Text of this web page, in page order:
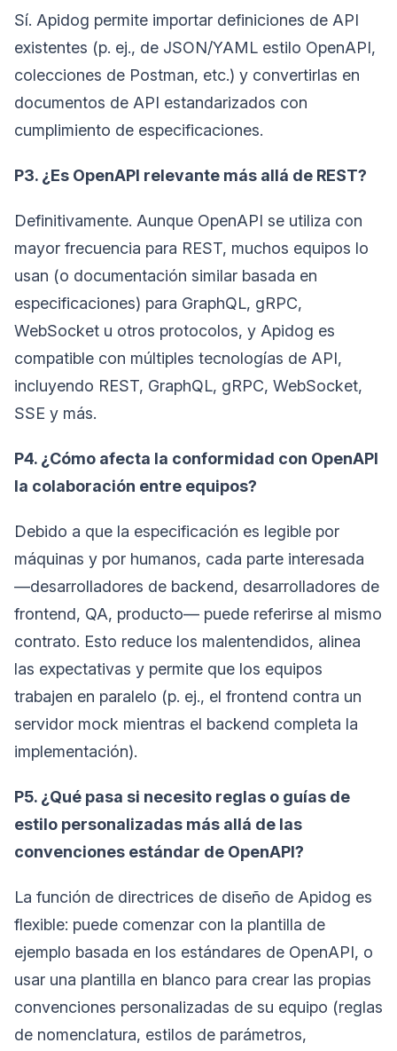
Sí. Apidog permite importar definiciones de API
existentes (p. ej., de JSON/YAML estilo OpenAPI,
colecciones de Postman, etc.) y convertirlas en
documentos de API estandarizados con
cumplimiento de especificaciones.
P3. ¿Es OpenAPI relevante más allá de REST?
Definitivamente. Aunque OpenAPI se utiliza con
mayor frecuencia para REST, muchos equipos lo
usan (o documentación similar basada en
especificaciones) para GraphQL, gRPC,
WebSocket u otros protocolos, y Apidog es
compatible con múltiples tecnologías de API,
incluyendo REST, GraphQL, gRPC, WebSocket,
SSE y más.
P4. ¿Cómo afecta la conformidad con OpenAPI
la colaboración entre equipos?
Debido a que la especificación es legible por
máquinas y por humanos, cada parte interesada
—desarrolladores de backend, desarrolladores de
frontend, QA, producto— puede referirse al mismo
contrato. Esto reduce los malentendidos, alinea
las expectativas y permite que los equipos
trabajen en paralelo (p. ej., el frontend contra un
servidor mock mientras el backend completa la
implementación).
P5. ¿Qué pasa si necesito reglas o guías de
estilo personalizadas más allá de las
convenciones estándar de OpenAPI?
La función de directrices de diseño de Apidog es
flexible: puede comenzar con la plantilla de
ejemplo basada en los estándares de OpenAPI, o
usar una plantilla en blanco para crear las propias
convenciones personalizadas de su equipo (reglas
de nomenclatura, estilos de parámetros,